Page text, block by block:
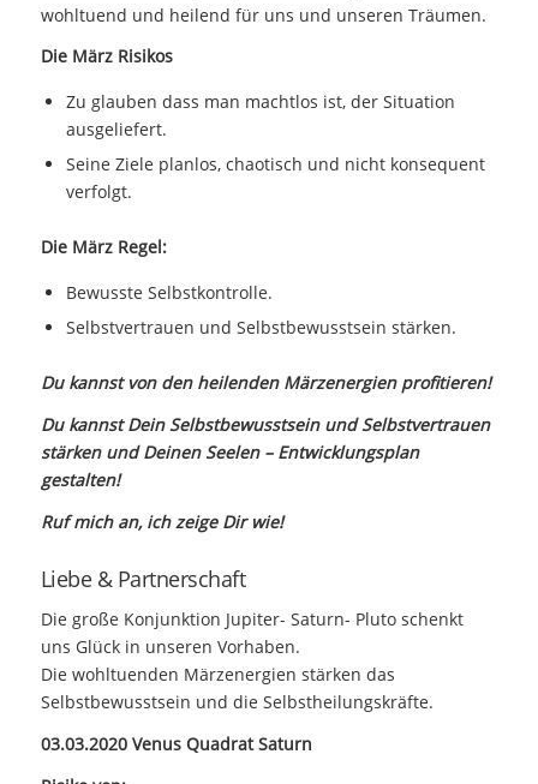
wohltuend und heilend für uns und unseren Träumen.
Die März Risikos
Zu glauben dass man machtlos ist, der Situation
ausgeliefert.
Seine Ziele planlos, chaotisch und nicht konsequent
verfolgt.
Die März Regel:
Bewusste Selbstkontrolle.
Selbstvertrauen und Selbstbewusstsein stärken.
Du kannst von den heilenden Märzenergien profitieren!
Du kannst Dein Selbstbewusstsein und Selbstvertrauen
stärken und Deinen Seelen – Entwicklungsplan
gestalten!
Ruf mich an, ich zeige Dir wie!
Liebe & Partnerschaft
Die große Konjunktion Jupiter- Saturn- Pluto schenkt
uns Glück in unseren Vorhaben.
Die wohltuenden Märzenergien stärken das
Selbstbewusstsein und die Selbstheilungskräfte.
03.03.2020 Venus Quadrat Saturn